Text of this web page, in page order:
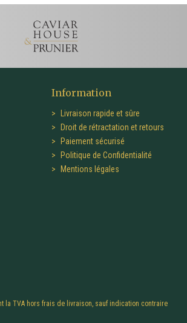
Information
Livraison rapide et sûre
Droit de rétractation et retours
Paiement sécurisé
Politique de Confidentialité
Mentions légales
la TVA hors frais de livraison , sauf indication contraire